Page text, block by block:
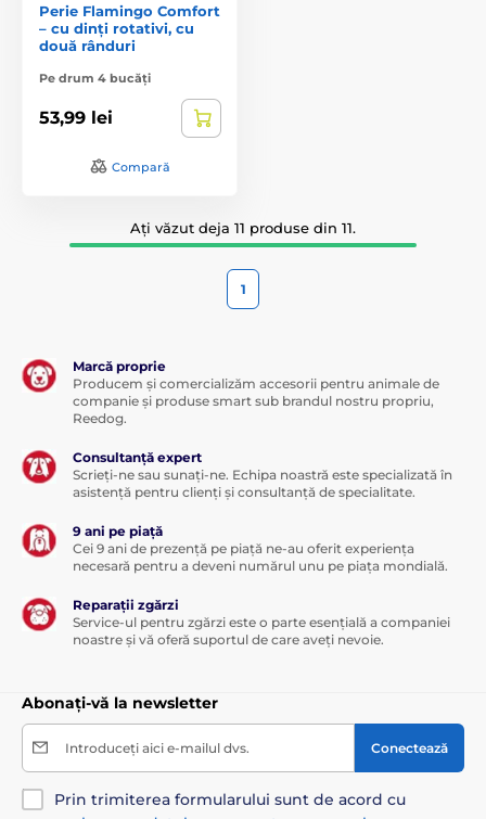
Perie Flamingo Comfort
– cu dinți rotativi, cu
două rânduri
Pe drum 4 bucăți
53,99 lei
Compară
Ați văzut deja 11 produse din 11.
1
Marcă proprie
Producem și comercializăm accesorii pentru animale de
companie și produse smart sub brandul nostru propriu,
Reedog.
Consultanță expert
Scrieți-ne sau sunați-ne. Echipa noastră este specializată în
asistență pentru clienți și consultanță de specialitate.
9 ani pe piață
Cei 9 ani de prezență pe piață ne-au oferit experiența
necesară pentru a deveni numărul unu pe piața mondială.
Reparații zgărzi
Service-ul pentru zgărzi este o parte esențială a companiei
noastre și vă oferă suportul de care aveți nevoie.
Abonați-vă la newsletter
Introduceți aici e-mailul dvs. Conectează
Prin trimiterea formularului sunt de acord cu